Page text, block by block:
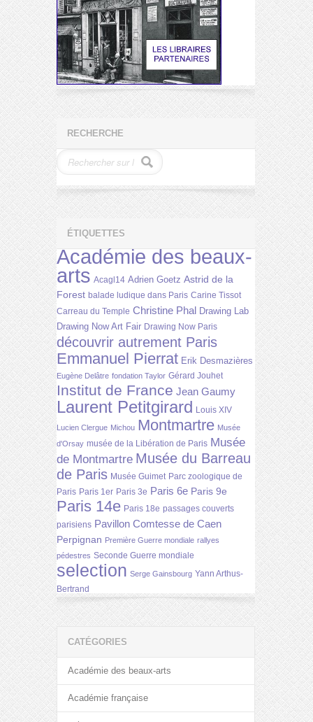
RECHERCHE
ÉTIQUETTES
Académie des beaux-
arts Acagl14 Adrien Goetz Astrid de la
Forest balade ludique dans Paris Carine Tissot
Carreau du Temple Christine Phal Drawing Lab
Drawing Now Art Fair Drawing Now Paris
découvrir autrement Paris
Emmanuel Pierrat Erik Desmazières
Eugène Delâtre fondation Taylor Gérard Jouhet
Institut de France Jean Gaumy
Laurent Petitgirard Louis XIV
Lucien Clergue Michou Montmartre Musée
d'Orsay musée de la Libération de Paris Musée
de Montmartre Musée du Barreau
de Paris Musée Guimet Parc zoologique de
Paris Paris 1er Paris 3e Paris 6e Paris 9e
Paris 14e Paris 18e passages couverts
parisiens Pavillon Comtesse de Caen
Perpignan Première Guerre mondiale rallyes
pédestres Seconde Guerre mondiale
selection Serge Gainsbourg Yann Arthus-
Bertrand
CATÉGORIES
Académie des beaux-arts
Académie française